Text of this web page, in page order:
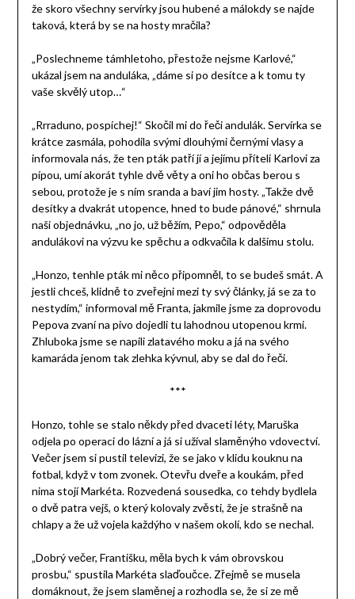
že skoro všechny servírky jsou hubené a málokdy se najde
taková, která by se na hosty mračila?
„Poslechneme támhletoho, přestože nejsme Karlové,“
ukázal jsem na anduláka, „dáme si po desítce a k tomu ty
vaše skvělý utop…“
„Rrraduno, pospíchej!“ Skočil mi do řeči andulák. Servírka se
krátce zasmála, pohodila svými dlouhými černými vlasy a
informovala nás, že ten pták patří jí a jejímu příteli Karlovi za
pípou, umí akorát tyhle dvě věty a oni ho občas berou s
sebou, protože je s ním sranda a baví jim hosty. „Takže dvě
desítky a dvakrát utopence, hned to bude pánové,“ shrnula
naši objednávku, „no jo, už běžím, Pepo,“ odpověděla
andulákovi na výzvu ke spěchu a odkvačila k dalšímu stolu.
„Honzo, tenhle pták mi něco připomněl, to se budeš smát. A
jestli chceš, klidně to zveřejni mezi ty svý články, já se za to
nestydím,“ informoval mě Franta, jakmile jsme za doprovodu
Pepova zvaní na pivo dojedli tu lahodnou utopenou krmi.
Zhluboka jsme se napili zlatavého moku a já na svého
kamaráda jenom tak zlehka kývnul, aby se dal do řeči.
***
Honzo, tohle se stalo někdy před dvaceti léty, Maruška
odjela po operaci do lázní a já si užíval slaměnýho vdovectví.
Večer jsem si pustil televizi, že se jako v klidu kouknu na
fotbal, když v tom zvonek. Otevřu dveře a koukám, před
nima stojí Markéta. Rozvedená sousedka, co tehdy bydlela
o dvě patra vejš, o který kolovaly zvěsti, že je strašně na
chlapy a že už vojela každýho v našem okolí, kdo se nechal.
„Dobrý večer, Františku, měla bych k vám obrovskou
prosbu,“ spustila Markéta slaďoučce. Zřejmě se musela
domáknout, že jsem slaměnej a rozhodla se, že si ze mě